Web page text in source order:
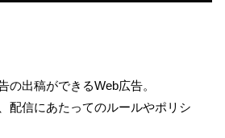
の出稿ができるWeb広告。
配信にあたってのルールやポリシ